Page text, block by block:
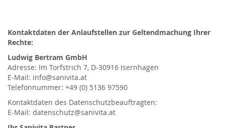
Kontaktdaten der Anlaufstellen zur Geltendmachung Ihrer
Rechte:
Ludwig Bertram GmbH
Adresse: Im Torfstrich 7, D-30916 Isernhagen
E-Mail: info@sanivita.at
Telefonnummer: +49 (0) 5136 97590
Kontaktdaten des Datenschutzbeauftragten:
E-Mail: datenschutz@sanivita.at